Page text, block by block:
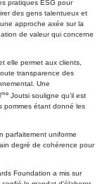
pratiques ESG pour
des gens talentueux et
approche axée sur la
de valeur qui concerne
elle permet aux clients,
transparence des
Une
me Joutsi souligne qu’il est
pommes étant donné les
parfaitement uniforme
degré de cohérence pour
Foundation a mis sur